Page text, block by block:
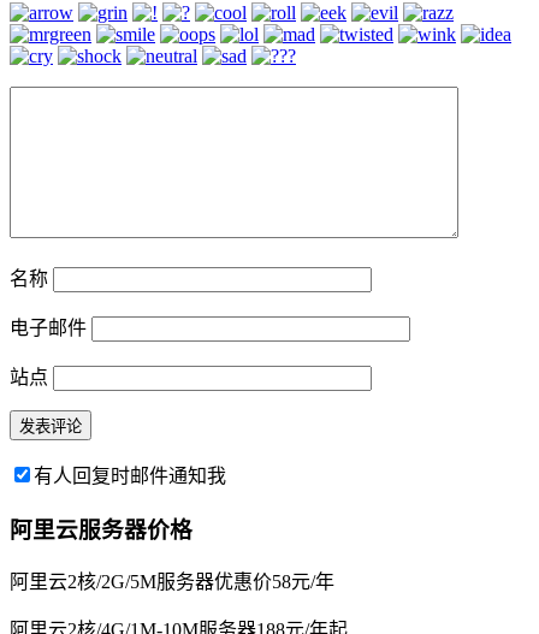
名称
电子邮件
站点
有人回复时邮件通知我
阿里云服务器价格
阿里云2核/2G/5M服务器优惠价58元/年